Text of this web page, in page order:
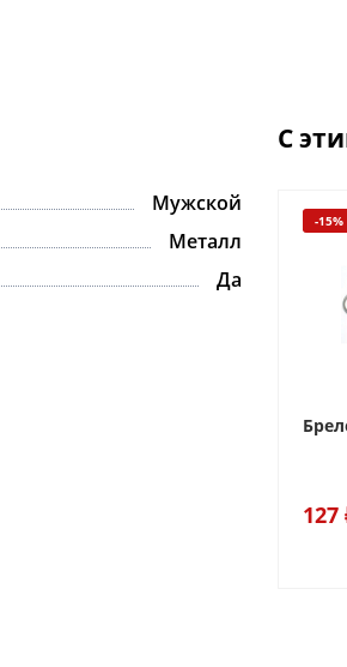
Мужской
Металл
Да
С
-15%
127